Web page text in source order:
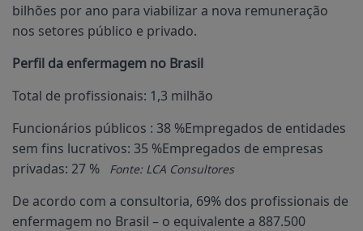
bilhões por ano para viabilizar a nova remuneração
nos setores público e privado.
Perfil da enfermagem no Brasil
Total de profissionais: 1,3 milhão
Funcionários públicos : 38 %Empregados de entidades
sem fins lucrativos: 35 %Empregados de empresas
privadas: 27 %
Fonte: LCA Consultores
De acordo com a consultoria, 69% dos profissionais de
enfermagem no Brasil – o equivalente a 887.500